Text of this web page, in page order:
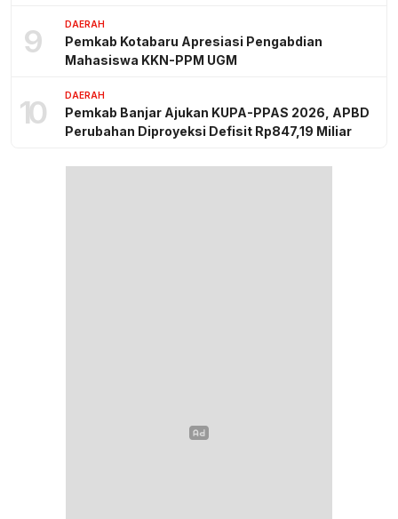
9 DAERAH
Pemkab Kotabaru Apresiasi Pengabdian
Mahasiswa KKN-PPM UGM
10 DAERAH
Pemkab Banjar Ajukan KUPA-PPAS 2026, APBD
Perubahan Diproyeksi Defisit Rp847,19 Miliar